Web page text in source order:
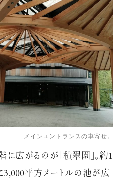
メインエントランスの車寄せ。
に広がるのが「積翠園」。約1
3,000平方メートルの池が広